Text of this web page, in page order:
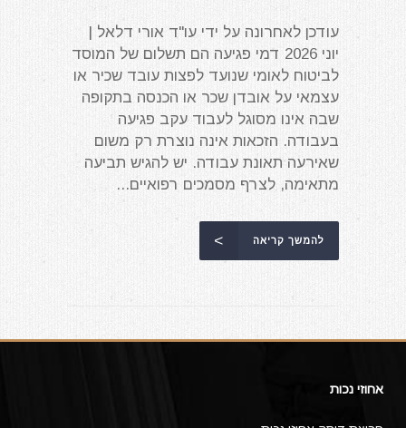
עודכן לאחרונה על ידי עו"ד אורי דלאל |
יוני 2026 דמי פגיעה הם תשלום של המוסד
לביטוח לאומי שנועד לפצות עובד שכיר או
עצמאי על אובדן שכר או הכנסה בתקופה
שבה אינו מסוגל לעבוד עקב פגיעה
בעבודה. הזכאות אינה נוצרת רק משום
שאירעה תאונת עבודה. יש להגיש תביעה
מתאימה, לצרף מסמכים רפואיים...
להמשך קריאה
אחוזי נכות